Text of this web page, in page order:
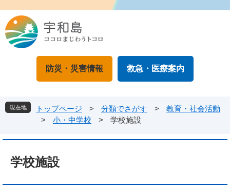
ジ
の
ュ
ー
本
文
防災・災害情報 救急・医療案内
現在地 トップページ > 分類でさがす >
教育・社会活動
>
小・中学校 > 学校施設
学校施設